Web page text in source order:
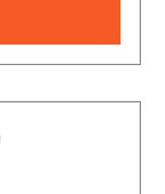
des tiefen
ob
oder